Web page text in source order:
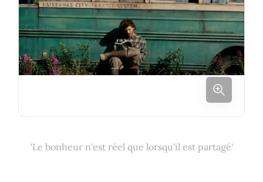
'Le bonheur n'est réel que lorsqu'il est partagé'